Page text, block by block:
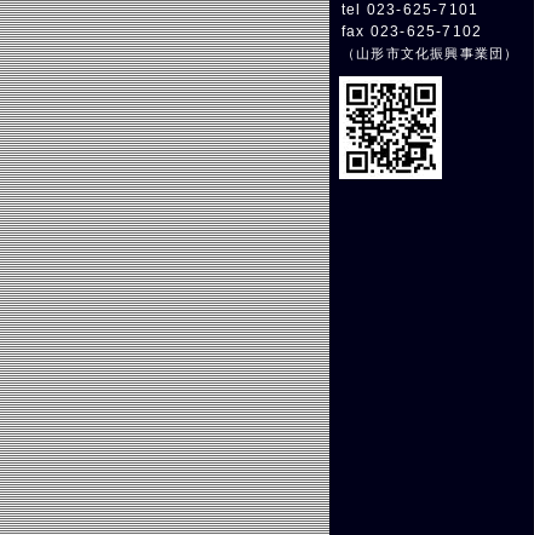
tel 023-625-7101
fax 023-625-7102
（山形市文化振興事業団 ）